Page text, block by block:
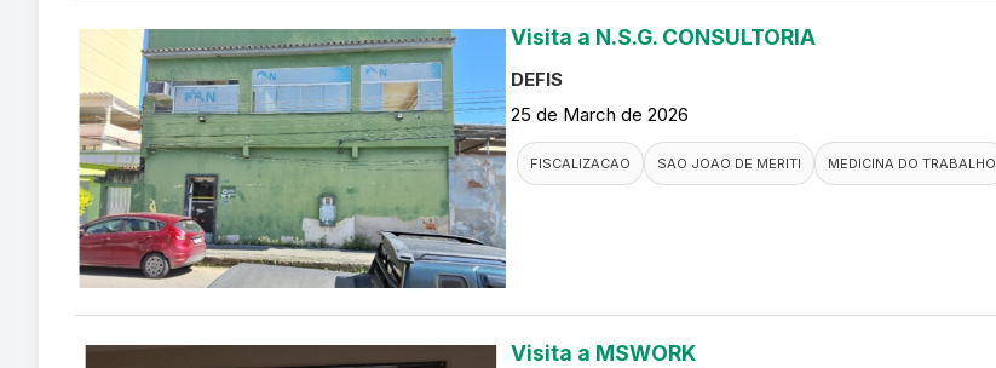
Visita a N.S.G. CONSULTORIA
DEFIS
25 de March de 2026
FISCALIZACAO SAO JOAO DE MERITI MEDICINA DO TRABALHO
Visita a MSWORK